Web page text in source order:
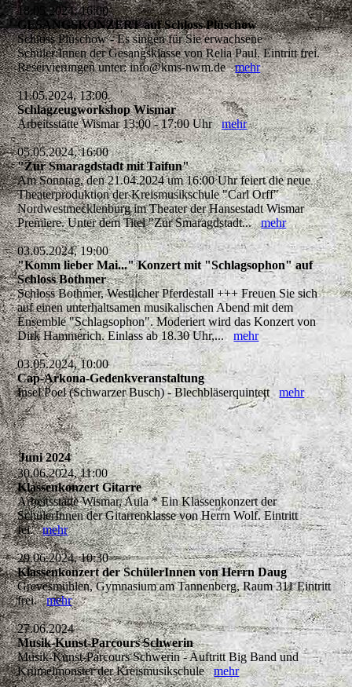
18.05.2024, 16:00
GESANGSKONZERT auf Schloss Plüschow
Schloss Plüschow - Es singen für Sie erwachsene
Schüler:Innen der Gesangsklasse von Relia Paul. Eintritt frei.
Reservierungen unter: info@kms-nwm.demehr
11.05.2024, 13:00
Schlagzeugworkshop Wismar
Arbeitsstätte Wismar 13:00 - 17:00 Uhrmehr
05.05.2024, 16:00
"Zur Smaragdstadt mit Taifun"
Am Sonntag, den 21.04.2024 um 16:00 Uhr feiert die neue
Theaterproduktion der Kreismusikschule "Carl Orff"
Nordwestmecklenburg im Theater der Hansestadt Wismar
Premiere. Unter dem Titel "Zur Smaragdstadt...mehr
03.05.2024, 19:00
"Komm lieber Mai..." Konzert mit "Schlagsophon" auf
Schloss Bothmer
Schloss Bothmer, Westlicher Pferdestall +++ Freuen Sie sich
auf einen unterhaltsamen musikalischen Abend mit dem
Ensemble "Schlagsophon". Moderiert wird das Konzert von
Dirk Hammerich. Einlass ab 18.30 Uhr,...mehr
03.05.2024, 10:00
Cap-Arkona-Gedenkveranstaltung
Insel Poel (Schwarzer Busch) - Blechbläserquintettmehr
Juni 2024
30.06.2024, 11:00
Klassenkonzert Gitarre
Arbeitsstätte Wismar, Aula * Ein Klassenkonzert der
SchülerInnen der Gitarrenklasse von Herrn Wolf. Eintritt
fei.mehr
29.06.2024, 10:30
Klassenkonzert der SchülerInnen von Herrn Daug
Grevesmühlen, Gymnasium am Tannenberg, Raum 311 Eintritt
frei.mehr
27.06.2024
Musik-Kunst-Parcours Schwerin
Musik-Kunst-Parcours Schwerin - Auftritt Big Band und
Krümelmonster der Kreismusikschulemehr